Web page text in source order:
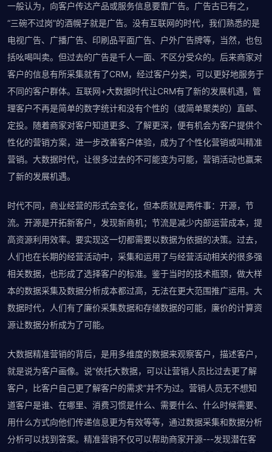
一般认为，向客户传达产品或服务信息要靠广告。广告古已有之，
“三碗不过岗”的酒幌子就是广告。没有互联网的时代，我们熟悉的是
电视广告、广播广告、印刷品平面广告、户外广告牌等，当然，也包
括吆喝叫卖。但过去的广告是千人一面、不区分受众的。后来商家对
客户的信息有所采集就有了CRM，经过客户分类，可以更好地服务于
不同的客户群体。互联网+大数据时代让CRM有了新的发展机遇，管
理客户不再是简单的数字统计和没有个性的（或简单聚类的）直邮、
定投。随着商家对客户知道更多、了解更深，便有机会为客户提供个
性化的营销方案，进一步改善客户体验，成为了个性化营销或叫精准
营销。大数据时代，让很多过去的不可能变为可能，营销活动也赢来
了新的发展机遇。
时代不同，商业经营的形式会变化，但本质就是两件事：开源，节
流。开源是开拓新客户，发现新商机；节流是减少内部运营成本，提
高资源利用效率。要实现这一切都需要以数据为依据的决策。过去，
人们也在长期的经营活动中，采集和运用了与经营活动相关的很多强
相关数据，也形成了选择客户的标准。鉴于当时的技术瓶颈，做大样
本的数据采集及数据分析成本都过高，无法在更大范围推广运用。大
数据时代，人们有了廉价采集数据和存储数据的可能，廉价的计算资
源让数据分析成为了可能。
大数据精准营销的背后，是用多维度的数据来观察客户，描述客户，
就是说为客户画像。说“依托大数据，可以让营销人员比过去更了解
客户，比客户自己更了解客户的需求”并不为过。营销人员无不想知
道客户是谁、在哪里、消费习惯是什么、需要什么、什么时候需要、
用什么方式向他们传递信息更为有效等等，通过数据采集和数据分析
分析可以找到答案。精准营销不仅可以帮助商家开源---发现潜在客